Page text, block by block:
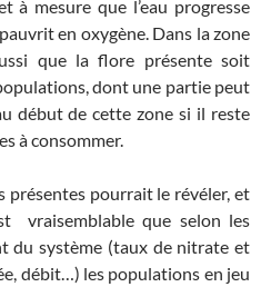
à mesure que l’eau progresse
en oxygène. Dans la zone
que la flore présente soit
dont une partie peut
début de cette zone si il reste
à consommer.
présentes pourrait le révéler, et
vraisemblable que selon les
du système (taux de nitrate et
débit…) les populations en jeu